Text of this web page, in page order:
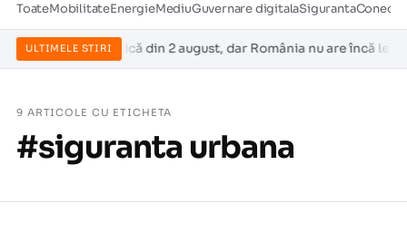
ToateMobilitateEnergieMediuGuvernare digitalaSiguranta
ULTIMELE STIRI
se aplică din 2 august, dar România nu are încă legea
9 ARTICOLE CU ETICHETA
#siguranta urbana